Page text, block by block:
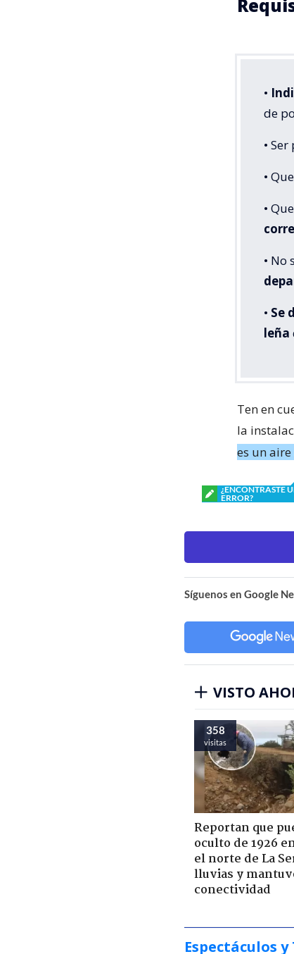
•
de
•
•
•
• No
• Se
leña
Ten en
la
es un
¿ENCONTRASTE
ERROR?
Síguenos en Google
VISTO
358
visitas
Reportan que
oculto de 1926
el norte de La
lluvias y
conectividad
Espectáculos y